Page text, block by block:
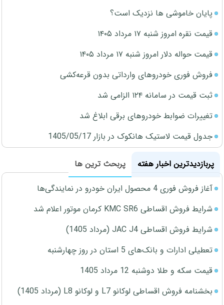
پایان خاموشی ها نزدیک است؟
قیمت نقره امروز شنبه ۱۷ مرداد ۱۴۰۵
قیمت حواله دلار امروز شنبه ۱۷ مرداد ۱۴۰۵
فروش فوری خودروهای وارداتی بدون قرعه‌کشی
ثبت قیمت در سامانه ۱۲۴ الزامی شد
تغییرات ضوابط خودروهای برقی ابلاغ شد
جدول قیمت لاستیک هانکوک در بازار 1405/05/17
پربازدیدترین اخبار هفته
پربحث ترین ها
آغاز فروش فوری 4 محصول ایران خودرو در نمایندگی‌ها
شرایط فروش اقساطی KMC SR6 کرمان موتور اعلام شد
شرایط فروش اقساطی JAC J4 (مرداد 1405)
تعطیلی ادارات و بانک‌های 5 استان در روز چهارشنبه
قیمت سکه و طلا دوشنبه 12 مرداد 1405
بخشنامه فروش اقساطی لوکانو L7 و لوکانو L8 (مرداد 1405)